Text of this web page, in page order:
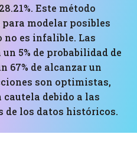
Este método
modelar posibles
no es infalible. Las
5% de probabilidad de
67% de alcanzar un
son optimistas,
cautela debido a las
los datos históricos.